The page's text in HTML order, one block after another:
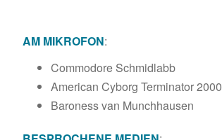
AM MIKROFON:
Commodore Schmidlabb
American Cyborg Terminator 2000
Baroness van Munchhausen